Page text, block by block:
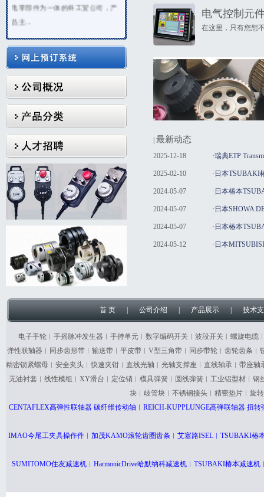
电零部件为一体的科工贸公司，产
品主...
电气控制元
在这里，只有您想
最新动态
2025-12-18 ·瑞典ETP
2025-02-10 ·日本TSUBAKI
2024-05-07 ·日本椿本
2024-05-07 ·日本SHOWA
2024-05-07 ·日本椿本
2024-05-12 ·日本
首 页 公司介绍 产品展示 技术
电子手轮︱手摇脉冲发生器︱手持单元︱数字编码开关︱波段开关︱螺旋电
弹性联轴器︱同步齿形带︱输送带︱平皮带︱V型三角带︱同步带轮︱齿轮齿条
精密锁紧螺母︱安全夹头︱快速夹钳︱直线光轴︱光轴支撑座︱直线轴承︱带座
无油衬套︱线性模组︱XY滑台︱定位销︱模具弹簧︱圆线弹簧︱工业铝型材︱
块︱歧管块︱不锈钢接头︱精密垫片︱旋
CENTAFLEX高弹性联轴器 碳纤维传动轴︱REICH-KUPPLUNGE高弹联轴器 扭
IMAO今尾工夹具操作件︱加茂KAMO滚轮齿圈齿条︱艾塞路ISEL︱TSUBAKI椿
SUMITOMO住友减速机︱HarmonicDrive哈默纳科减速机︱TSUBAKI椿本减速